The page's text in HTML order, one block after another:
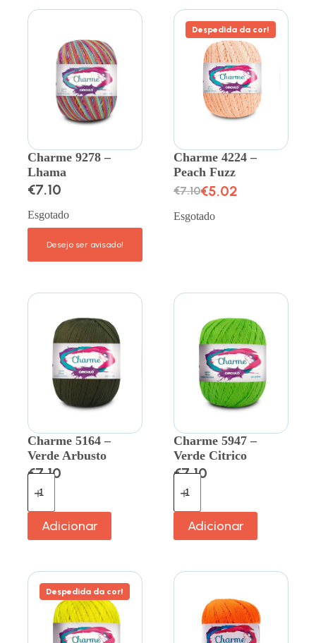
Charme 9278 –
Lhama
€7.10
Esgotado
Despedida da cor!
Charme 4224 –
Peach Fuzz
€7.10€5.02
Esgotado
Charme 5164 –
Verde Arbusto
€7.10
Adicionar
Charme 5947 –
Verde Citrico
€7.10
Adicionar
Despedida da cor!